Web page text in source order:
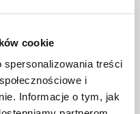
cookie
treści
i
Informacje o tym, jak
SIĘ Z
dzisiejszego
coraz więcej reguł,
poszczególne
wszystkie firmy